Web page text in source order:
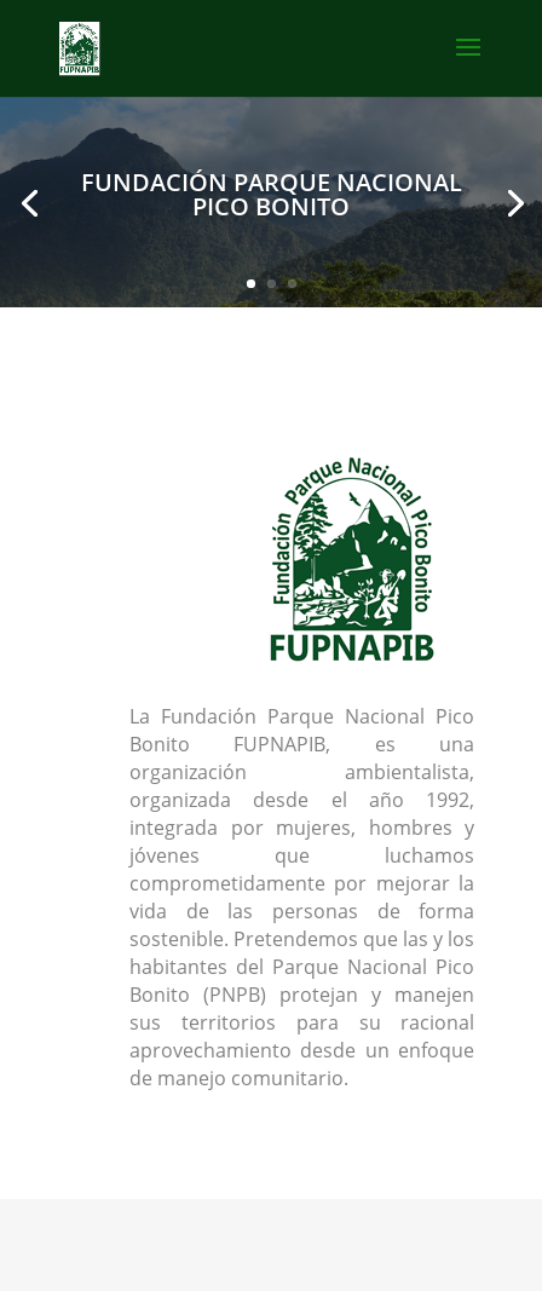
FUNDACIÓN PARQUE NACIONAL
PICO BONITO
La Fundación Parque Nacional Pico
Bonito FUPNAPIB, es una
organización ambientalista,
organizada desde el año 1992,
integrada por mujeres, hombres y
jóvenes que luchamos
comprometidamente por mejorar la
vida de las personas de forma
sostenible. Pretendemos que las y los
habitantes del Parque Nacional Pico
Bonito (PNPB) protejan y manejen
sus territorios para su racional
aprovechamiento desde un enfoque
de manejo comunitario.